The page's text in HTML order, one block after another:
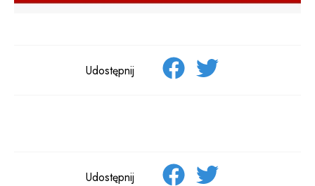
Udostępnij
Udostępnij